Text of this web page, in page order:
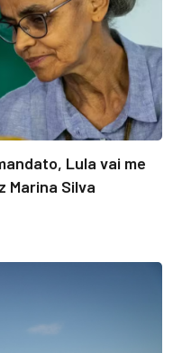
Lula vai me
Marina Silva